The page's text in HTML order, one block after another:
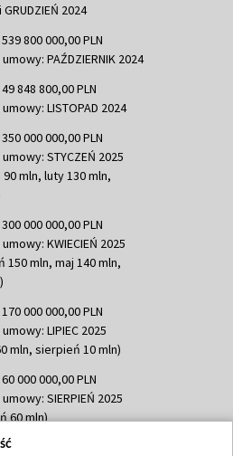
GRUDZIEŃ 2024
800 000,00 PLN
PAŹDZIERNIK 2024
848 800,00 PLN
LISTOPAD 2024
000 000,00 PLN
STYCZEŃ 2025
mln, luty 130 mln,
000 000,00 PLN
KWIECIEŃ 2025
150 mln, maj 140 mln,
000 000,00 PLN
LIPIEC 2025
mln, sierpień 10 mln)
000 000,00 PLN
SIERPIEŃ 2025
60 mln)
783 051,21 PLN